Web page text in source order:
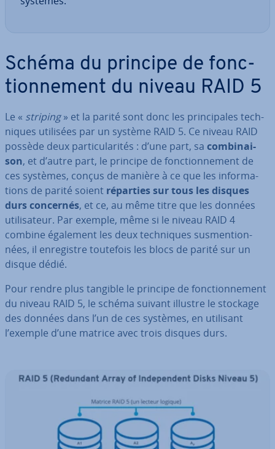
Schéma du principe de fonc­
tion­ne­ment du niveau RAID 5
Le « striping» et la parité sont donc les prin­ci­pales tech­
niques utilisées par un système RAID 5. Ce niveau RAID
possède deux par­ti­cu­la­ri­tés : d’une part, sa com­bi­nai­
son, et d’autre part, le principe de fonc­tion­ne­ment de
ces systèmes, conçus de manière à ce que les in­for­ma­
tions de parité soient réparties sur tous les disques
durs concernés, et ce, au même titre que les données
uti­li­sa­teur. Par exemple, même si le niveau RAID 4
combine également les deux tech­niques sus­men­tion­
nées, il en­re­gistre toutefois les blocs de parité sur un
disque dédié.
Pour rendre plus tangible le principe de fonc­tion­ne­ment
du niveau RAID 5, le schéma suivant illustre le stockage
des données dans l’un de ces systèmes, en utilisant
l’exemple d’une matrice avec trois disques durs.